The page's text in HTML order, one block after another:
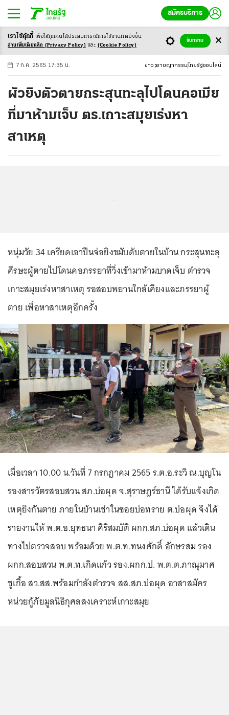
สมัครบริการ
-ก ก ก+
7 ก.ค. 2565 17:35 น. ข่าว อาชญากรรม ไทยรัฐออนไลน์
ผัวยิงตัวตายกระสุนทะลุไปโดนคอเมีย
ที่มาห้ามเจ็บ ตร.เกาะสมุยเร่งหา
สาเหตุ
หนุ่มวัย 34 เครียดเอาปืนจ่อยิงขมับดับตายในบ้าน กระสุนทะลุ
ศีรษะผู้ตายไปโดนคอภรรยาที่วิ่งเข้ามาห้ามบาดเจ็บ ตำรวจ
เกาะสมุยเร่งหาสาเหตุ รอสอบพยานใกล้เคียงและภรรยาผู้
ตาย เพื่อหาสาเหตุอีกครั้ง
เมื่อเวลา 10.00 น.วันที่ 7 กรกฎาคม 2565 ร.ต.อ.ระวิ ณ.บุญโน
รองสารวัตรสอบสวน สภ.บ่อผุด จ.สุราษฎร์ธานี ได้รับแจ้งเกิด
เหตุยิงกันตาย ภายในบ้านเช่าในซอยบ่อทราย ต.บ่อผุด จึงได้
รายงานให้ พ.ต.อ.ยุทธนา ศิริสมบัติ ผกก.สภ.บ่อผุด แล้วเดิน
ทางไปตรวจสอบ พร้อมด้วย พ.ต.ท.ทนงศักดิ์ อักษรสม รอง
ผกก.สอบสวน พ.ต.ท.เกิดแก้ว รอง.ผกก.ป. พ.ต.ต.ภาณุมาศ
ชูเกื้อ สว.สส.พร้อมกำลังตำรวจ สส.สภ.บ่อผุด อาสาสมัคร
หน่วยกู้ภัยมูลนิธิกุศลสงเคราะห์เกาะสมุย
เราใช้คุ้กกี้ เพื่อให้ทุกคนได้ประสบการณ์การใช้งานที่ดียิ่งขึ้น
อ่านเพิ่มเติมคลิก (Privacy Policy) และ (Cookie Policy)
รับทราบ